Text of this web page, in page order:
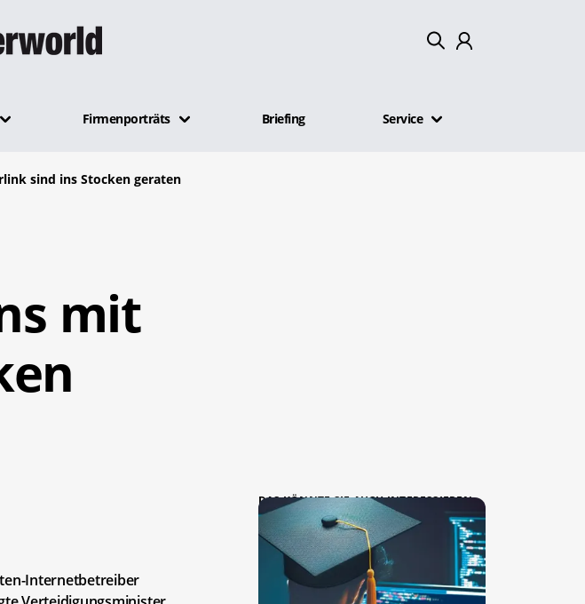
Firmenporträts Briefing Service
sind ins Stocken geraten
mit
Internetbetreiber
DAS KÖNNTE SIE AUCH INTERESSIEREN: